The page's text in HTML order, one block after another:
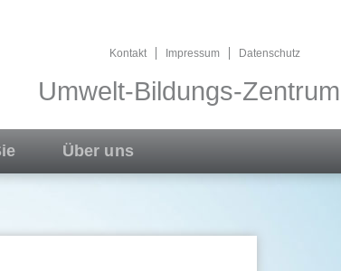
Kontakt Impressum Datenschutz
Umwelt-Bildungs-
Über uns